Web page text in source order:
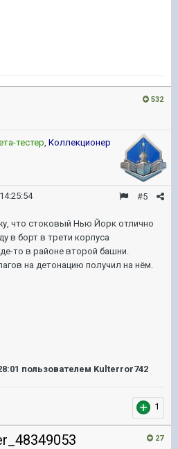
532
тестер, Коллекционер
#5
что стоковый Нью Йорк отлично
в борт в трети корпуса
то в районе второй башни.
на детонацию получил на нём.
пользователем Kulterror742
1
27